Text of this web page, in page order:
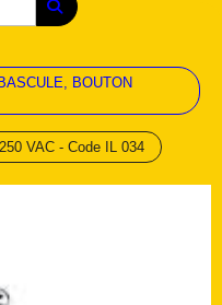
BOUTON
VAC - Code IL 034